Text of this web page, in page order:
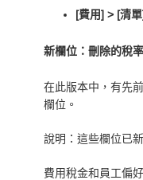
[費用] > [清
新欄位：刪除的稅
在此版本中，有先
欄位。
說明：這些欄位已
費用稅金和員工偏